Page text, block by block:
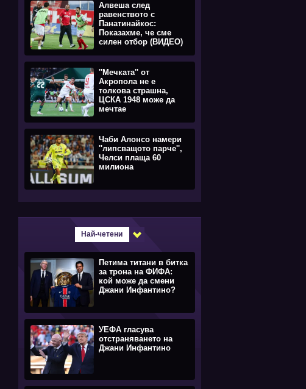
Алвеша след
равенството с
Панатинайкос:
Показахме, че сме
силен отбор (ВИДЕО)
''Мечката'' от
Акропола не е
толкова страшна,
ЦСКА 1948 може да
мечтае
Чаби Алонсо намери
''липсващото парче'',
Челси плаща 60
милиона
Най-четени
Петима титани в битка
за трона на ФИФА:
кой може да смени
Джани Инфантино?
УЕФА гласува
отстраняването на
Джани Инфантино